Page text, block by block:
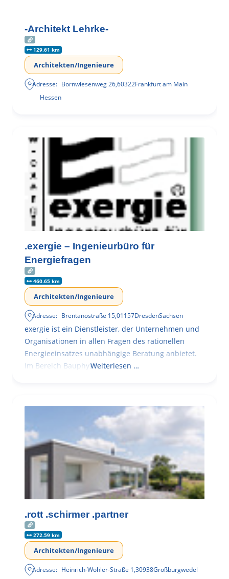
-Architekt Lehrke-
129.61 km
Architekten/Ingenieure
Adresse: Bornwiesenweg 26,60322Frankfurt am Main
Hessen
.exergie – Ingenieurbüro für
Energiefragen
460.65 km
Architekten/Ingenieure
Adresse: Brentanostraße 15,01157DresdenSachsen
exergie ist ein Dienstleister, der Unternehmen und
Organisationen in allen Fragen des rationellen
Energieeinsatzes unabhängige Beratung anbietet.
Im Bereich BauphysikWeiterlesen …
.rott .schirmer .partner
272.59 km
Architekten/Ingenieure
Adresse: Heinrich-Wöhler-Straße 1,30938Großburgwedel